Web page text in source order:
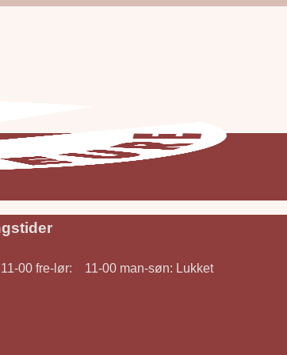
fre-lør: 11-00 man-søn: Lukket